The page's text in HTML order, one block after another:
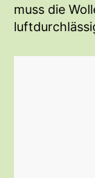
muss die